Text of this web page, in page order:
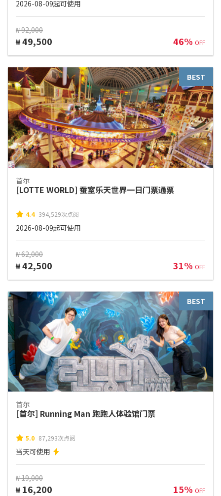
2026-08-09起可使用
₩ 92,000
₩49,500 46% OFF
BEST
首尔
[LOTTE WORLD] 蚕室乐天世界一日门票通票
4.4 394,529次点阅
2026-08-09起可使用
₩ 62,000
₩42,500 31% OFF
BEST
首尔
[首尔] Running Man 跑跑人体验馆门票
5.0 87,293次点阅
当天可使用
₩ 19,000
₩ 16,200 15% OFF